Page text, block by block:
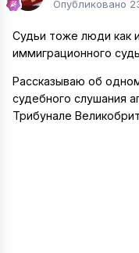
Опубликовано
Судьи тоже люди как
иммиграционного
Рассказываю об
судебного слушания
Трибунале